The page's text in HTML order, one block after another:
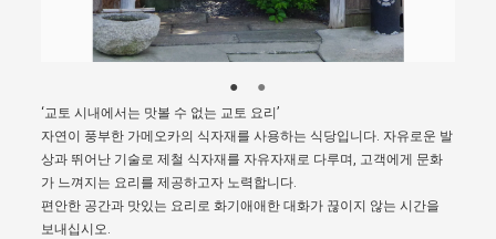
‘교토 시내에서는 맛볼 수 없는 교토 요리’
자연이 풍부한 가메오카의 식자재를 사용하는 식당입니다. 자유로운 발
상과 뛰어난 기술로 제철 식자재를 자유자재로 다루며, 고객에게 문화
가 느껴지는 요리를 제공하고자 노력합니다.
편안한 공간과 맛있는 요리로 화기애애한 대화가 끊이지 않는 시간을
보내십시오.